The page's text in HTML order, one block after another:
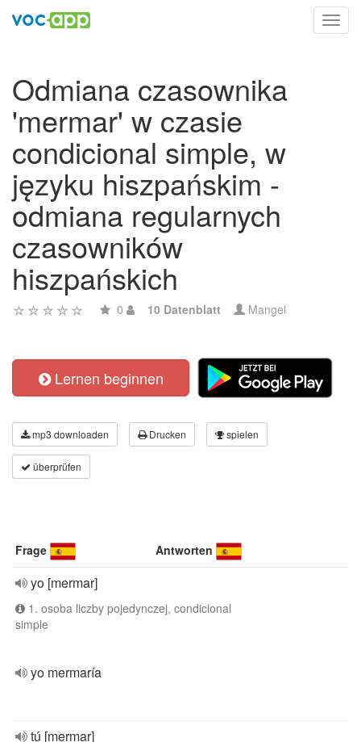
Odmiana czasownika
'mermar' w czasie
condicional simple, w
języku hiszpańskim -
odmiana regularnych
czasowników
hiszpańskich
0 10 Datenblatt Mangel
Lernen beginnen
mp3 downloaden Drucken spielen
überprüfen
Frage Antworten
yo [mermar]
1. osoba liczby pojedynczej, condicional
simple
yo mermaría
tú [mermar]